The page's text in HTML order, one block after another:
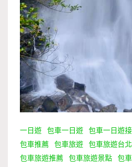
一日遊 包車一日遊 包車一日遊
包車推薦
包車旅遊 包車旅遊台北
包車旅遊推薦
包車旅遊景點 包